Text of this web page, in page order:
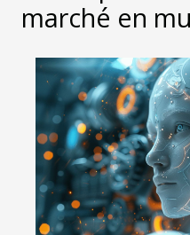
marché en